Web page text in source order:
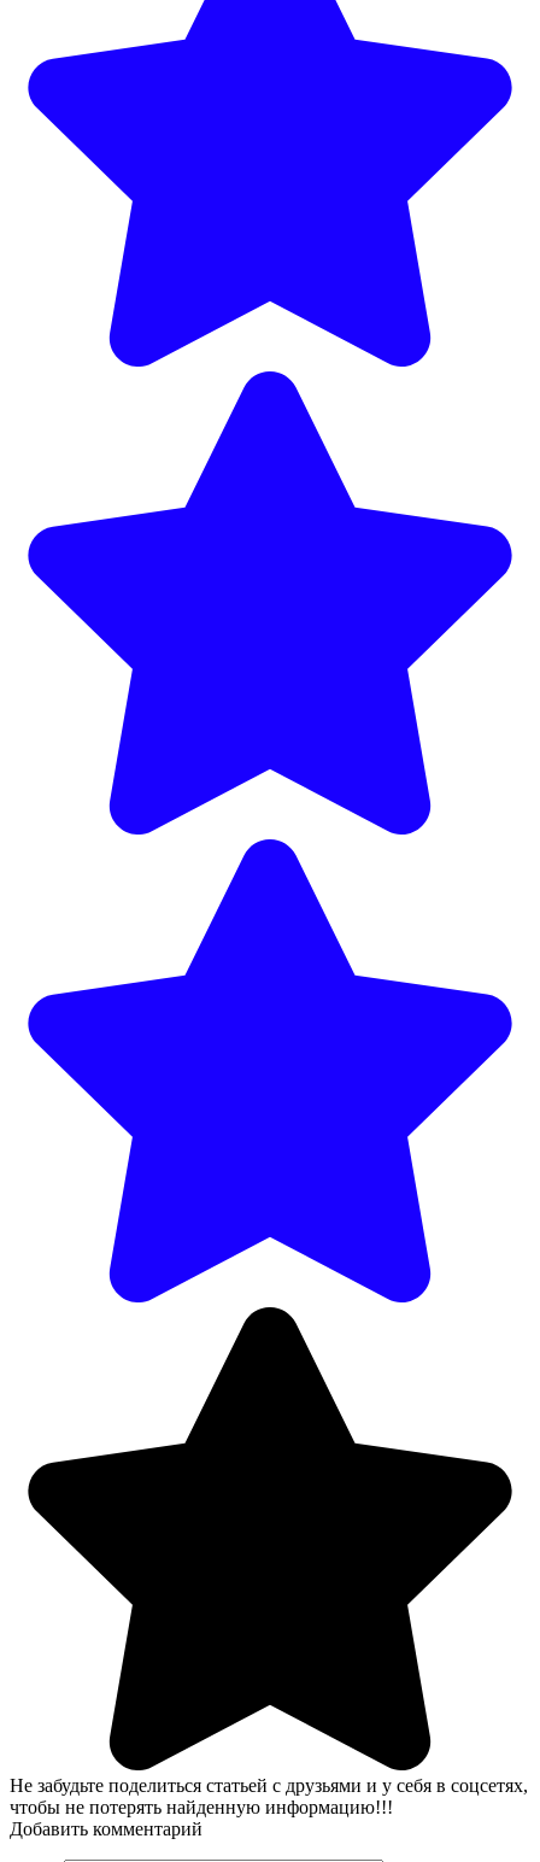
Не забудьте поделиться статьей с друзьями и у себя в соцсетях,
чтобы не потерять найденную информацию!!!
Добавить комментарий